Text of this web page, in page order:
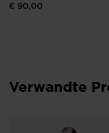
€ 90,00
Verwandte